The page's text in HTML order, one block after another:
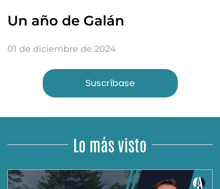
Un año de Galán
01 de diciembre de 2024
Suscríbase
Lo más visto